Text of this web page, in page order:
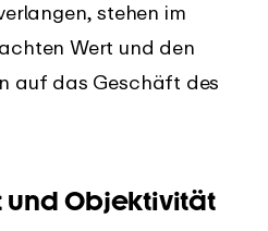
stehen im
Wert und den
auf das Geschäft des
und Objektivität